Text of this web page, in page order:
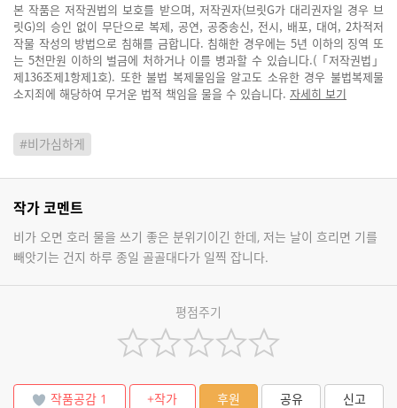
본 작품은 저작권법의 보호를 받으며, 저작권자(브릿G가 대리권자일 경우 브
릿G)의 승인 없이 무단으로 복제, 공연, 공중송신, 전시, 배포, 대여, 2차적저
작물 작성의 방법으로 침해를 금합니다. 침해한 경우에는 5년 이하의 징역 또
는 5천만원 이하의 벌금에 처하거나 이를 병과할 수 있습니다.(「저작권법」
제136조제1항제1호). 또한 불법 복제물임을 알고도 소유한 경우 불법복제물
소지죄에 해당하여 무거운 법적 책임을 물을 수 있습니다. 자세히 보기
#비가심하게
작가 코멘트
비가 오면 호러 물을 쓰기 좋은 분위기이긴 한데, 저는 날이 흐리면 기를
빼앗기는 건지 하루 종일 골골대다가 일찍 잡니다.
평점주기
작품공감 1 +작가 후원 공유 신고